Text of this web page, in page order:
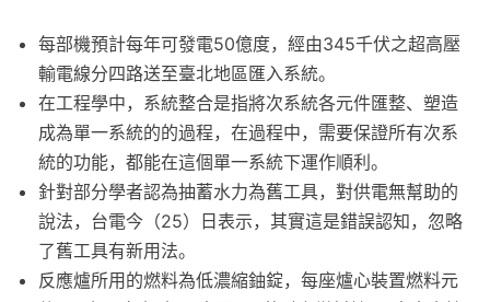
每部機預計每年可發電50億度，經由345千伏之超高壓
輸電線分四路送至臺北地區匯入系統。
在工程學中，系統整合是指將次系統各元件匯整、塑造
成為單一系統的的過程，在過程中，需要保證所有次系
統的功能，都能在這個單一系統下運作順利。
針對部分學者認為抽蓄水力為舊工具，對供電無幫助的
說法，台電今（25）日表示，其實這是錯誤認知，忽略
了舊工具有新用法。
反應爐所用的燃料為低濃縮鈾錠，每座爐心裝置燃料元